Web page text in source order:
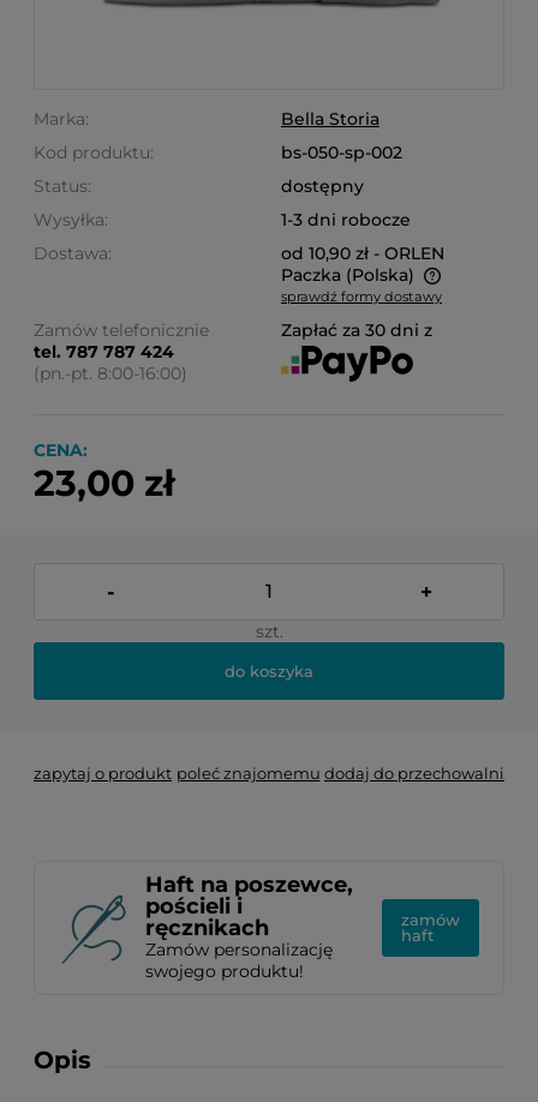
Marka:
Bella Storia
Kod produktu:
bs-050-sp-002
Status:
dostępny
Wysyłka:
1-3 dni robocze
Dostawa:
od 10,90 zł - ORLEN
Paczka (Polska)
Cena nie zawiera ewentualnych kosztów płatności
sprawdź formy dostawy
Zamów telefonicznie
tel. 787 787 424
(pn.-pt. 8:00-16:00)
Zapłać za 30 dni z
CENA:
23,00 zł
- +
szt.
do koszyka
zapytaj o produkt poleć znajomemu dodaj do przechowalni
Haft na poszewce,
pościeli i
ręcznikach
Zamów personalizację
swojego produktu!
zamów
haft
Opis